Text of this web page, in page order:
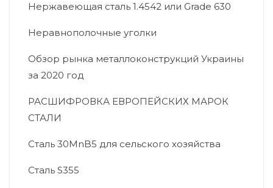
Нержавеющая сталь 1.4542 или Grade 630
Неравнополочные уголки
Обзор рынка металлоконструкций Украины
за 2020 год
РАСШИФРОВКА ЕВРОПЕЙСКИХ МАРОК
СТАЛИ
Сталь 30MnB5 для сельского хозяйства
Сталь S355